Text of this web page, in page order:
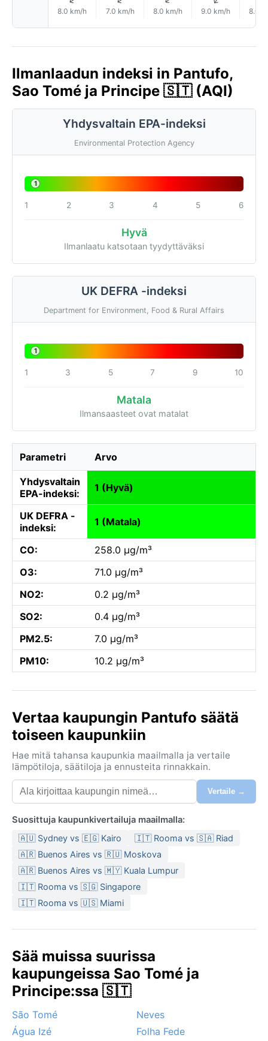
8.0 km/h 7.0 km/h 8.0 km/h 9.0 km/h 8.0
Ilmanlaadun indeksi in Pantufo,
Sao Tomé ja Principe 🇸🇹 (AQI)
Yhdysvaltain EPA-indeksi
Environmental Protection Agency
1
1 2 3 4 5 6
Hyvä
Ilmanlaatu katsotaan tyydyttäväksi
UK DEFRA -indeksi
Department for Environment, Food & Rural Affairs
1
1 3 5 7 9 10
Matala
Ilmansaasteet ovat matalat
Parametri Arvo
Yhdysvaltain
EPA-indeksi:
1 (Hyvä)
UK DEFRA -
indeksi:
1 (Matala)
CO:
258.0 µg/m³
O3:
71.0 µg/m³
NO2:
0.2 µg/m³
SO2:
0.4 µg/m³
PM2.5:
7.0 µg/m³
PM10:
10.2 µg/m³
Vertaa kaupungin Pantufo säätä
toiseen kaupunkiin
Hae mitä tahansa kaupunkia maailmalla ja vertaile
lämpötiloja, säätiloja ja ennusteita rinnakkain.
Vertaile →
Suosittuja kaupunkivertailuja maailmalla:
🇦🇺 Sydney vs 🇪🇬 Kairo
🇮🇹 Rooma vs 🇸🇦 Riad
🇦🇷 Buenos Aires vs 🇷🇺 Moskova
🇦🇷 Buenos Aires vs 🇲🇾 Kuala Lumpur
🇮🇹 Rooma vs 🇸🇬 Singapore
🇮🇹 Rooma vs 🇺🇸 Miami
Sää muissa suurissa
kaupungeissa Sao Tomé ja
Principe:ssa 🇸🇹
São Tomé
Neves
Água Izé
Folha Fede